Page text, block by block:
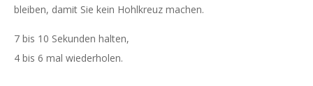
bleiben, damit Sie kein Hohlkreuz machen.
7 bis 10 Sekunden halten,
4 bis 6 mal wiederholen.